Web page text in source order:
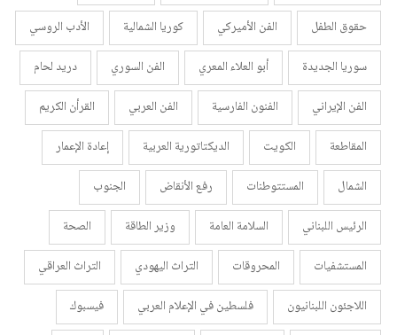
حقوق الطفل
الفن الأميركي كوريا الشمالية
الأدب الروسي
سوريا الجديدة
أبو العلاء المعري الفن السوري
دريد لحام
الفن الإيراني
الفنون الفارسية الفن العربي
القرأن الكريم
المقاطعة
الكويت الديكتاتورية العربية
إعادة الإعمار
الشمال
المستتوطنات رفع الأنقاض
الجنوب
الرئيس اللبناني
السلامة العامة وزير الطاقة
الصحة
المستشفيات
المحروقات التراث اليهودي
التراث العراقي
اللاجئون اللبنانيون
فلسطين في الإعلام العربي
فيسبوك